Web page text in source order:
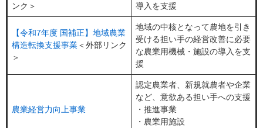
ンク＞
導入を支援
【令和7年度 国補正】地域農業
構造転換支援事業＜外部リンク
＞
地域の中核となって農地を引き
受ける担い手の経営改善に必要
な農業用機械・施設の導入を支
援
農業経営力向上事業
認定農業者、新規就農者や企業
など、意欲ある担い手への支援
・推進事業
・農業用施設